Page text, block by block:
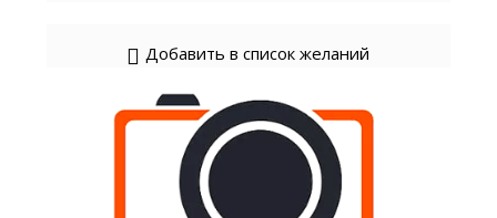
Добавить в список желаний